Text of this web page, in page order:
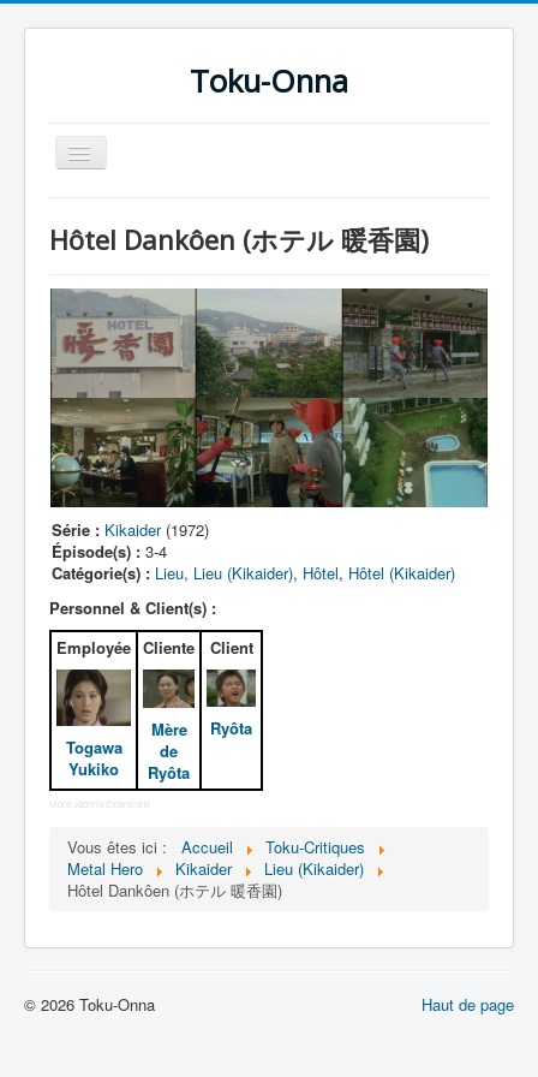
Toku-Onna
Basculer
la
Toku-Actrices
Toku-Critiques
Séries
Films
COSAA
Dessins
Artiste Asperger
Lexique
キカイダー) = Androïde Kikaider
Série
Personnages
Mechas
Objets
Lieux
Épisodes
Fanservice
Hôtel Dankôen (ホテル 暖香園)
Série : Kikaider(1972)
Épisode(s) : 3-4
Catégorie(s) : Lieu, Lieu (Kikaider), Hôtel, Hôtel (Kikaider)
Personnel & Client(s) :
Employée
Togawa
Yukiko
Cliente
Mère
de
Ryôta
Client
Ryôta
More Joomla Extensions
Vous êtes ici : Accueil
Toku-Critiques
Metal Hero
Kikaider
Lieu (Kikaider)
Hôtel Dankôen (ホテル 暖香園)
Haut de page
© 2026 Toku-Onna